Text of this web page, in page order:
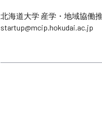
北海道大学 産学・地域協働
startup@mcip.hokudai.ac.jp